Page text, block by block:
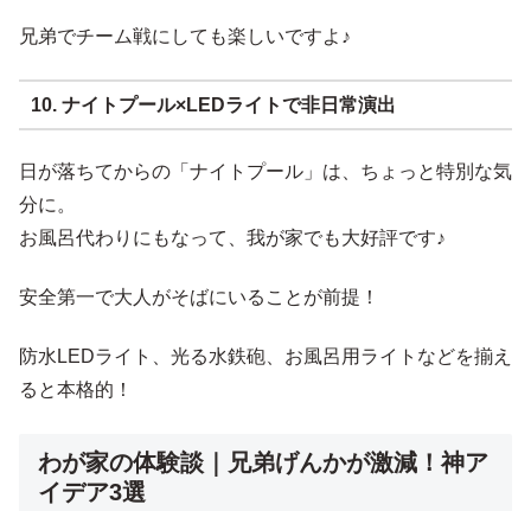
兄弟でチーム戦にしても楽しいですよ♪
10. ナイトプール×LEDライトで非日常演出
日が落ちてからの「ナイトプール」は、ちょっと特別な気
分に。
お風呂代わりにもなって、我が家でも大好評です♪
安全第一で大人がそばにいることが前提！
防水LEDライト、光る水鉄砲、お風呂用ライトなどを揃え
ると本格的！
わが家の体験談｜兄弟げんかが激減！神ア
イデア3選